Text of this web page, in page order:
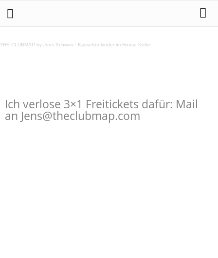
THE CLUBMAP by Jens Schwan · Kassettenkinder im House Keller
Beginner Soundsystem @ Festsaal Kreuzberg
Ich verlose 3×1 Freitickets dafür: Mail
an Jens@theclubmap.com